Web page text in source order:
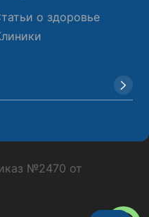
о здоровье
№2470 от